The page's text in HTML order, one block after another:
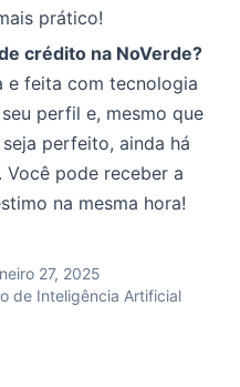
prático!
crédito na NoVerde?
e feita com tecnologia
perfil e, mesmo que
perfeito, ainda há
Você pode receber a
na mesma hora!
27, 2025
de Inteligência Artificial